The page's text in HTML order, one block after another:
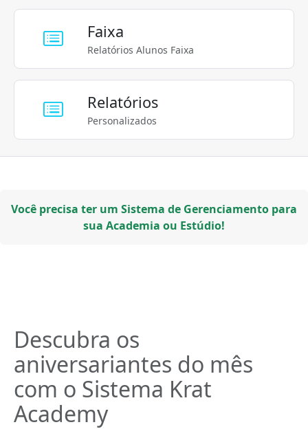
Faixa
Relatórios Alunos Faixa
Relatórios
Personalizados
Você precisa ter um Sistema de Gerenciamento para
sua Academia ou Estúdio!
Descubra os
aniversariantes do mês
com o Sistema Krat
Academy